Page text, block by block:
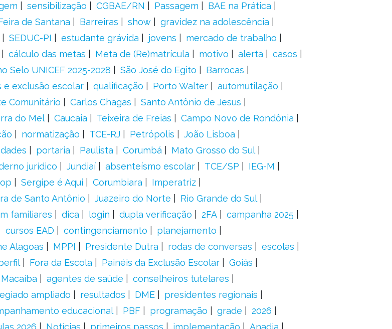
sensibilização CGBAE/RN Passagem
BAE na Prática
de Santana Barreiras show
gravidez na adolescência
SEDUC-PI estudante grávida jovens
mercado de trabalho
cálculo das metas Meta de (Re)matrícula motivo alerta
casos
Selo UNICEF 2025-2028 São José do Egito
Barrocas
e exclusão escolar qualificação Porto Walter
automutilação
Comunitário Carlos Chagas
Santo Antônio de Jesus
do Mel Caucaia Teixeira de Freias
Campo Novo de Rondônia
normatização TCE-RJ Petrópolis
João Lisboa
portaria Paulista Corumbá
Mato Grosso do Sul
jurídico Jundiaí absenteísmo escolar TCE/SP
IEG-M
Sergipe é Aqui Corumbiara
Imperatriz
de Santo Antônio Juazeiro do Norte
Rio Grande do Sul
familiares dica login dupla verificação 2FA
campanha 2025
cursos EAD contingenciamento
planejamento
Alagoas MPPI Presidente Dutra rodas de conversas
escolas
Fora da Escola Painéis da Exclusão Escolar
Goiás
Macaíba agentes de saúde
conselheiros tutelares
ampliado resultados DME
presidentes regionais
educacional PBF programação grade
2026
2026 Notícias primeiros passos implementação Anadia